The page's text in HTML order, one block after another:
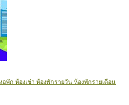
พัก ห้องเช่า ห้องพักรายวัน ห้องพักรายเดือน